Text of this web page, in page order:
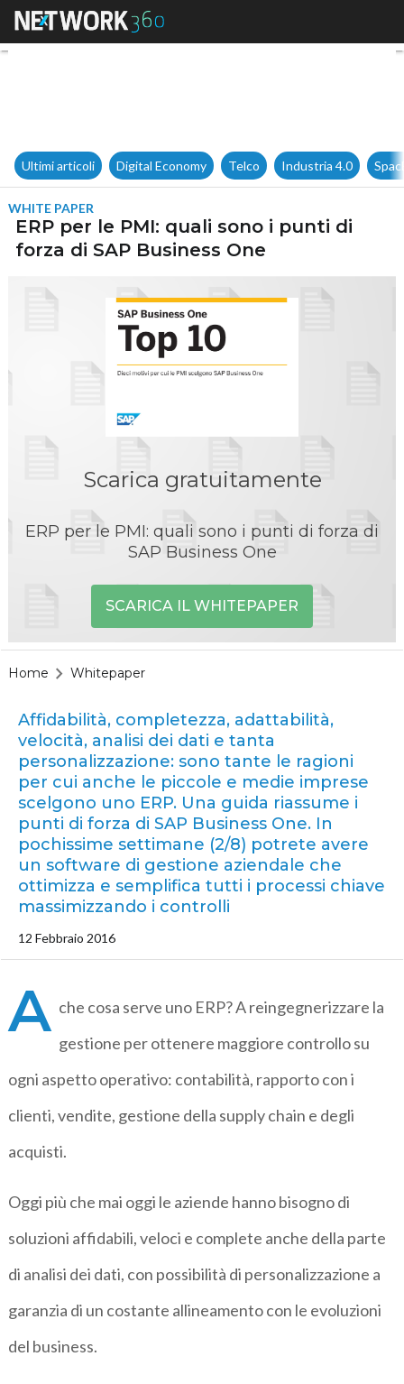
ERP per le PMI: quali sono i
Ultimi articoli Digital Economy Telco Industria 4.0
WHITE PAPER
ERP per le PMI: quali sono i punti di
forza di SAP Business One
Scarica gratuitamente
ERP per le PMI: quali sono i punti di forza di
SAP Business One
SCARICA IL WHITEPAPER
Home Whitepaper
Affidabilità, completezza, adattabilità,
velocità, analisi dei dati e tanta
personalizzazione: sono tante le ragioni
per cui anche le piccole e medie imprese
scelgono uno ERP. Una guida riassume i
punti di forza di SAP Business One. In
pochissime settimane (2/8) potrete avere
un software di gestione aziendale che
ottimizza e semplifica tutti i processi chiave
massimizzando i controlli
12 Febbraio 2016
A che cosa serve uno ERP? A reingegnerizzare la
gestione per ottenere maggiore controllo su
ogni aspetto operativo: contabilità, rapporto con i
clienti, vendite, gestione della supply chain e degli
acquisti.
Oggi più che mai oggi le aziende hanno bisogno di
soluzioni affidabili, veloci e complete anche della parte
di analisi dei dati, con possibilità di personalizzazione a
garanzia di un costante allineamento con le evoluzioni
del business.